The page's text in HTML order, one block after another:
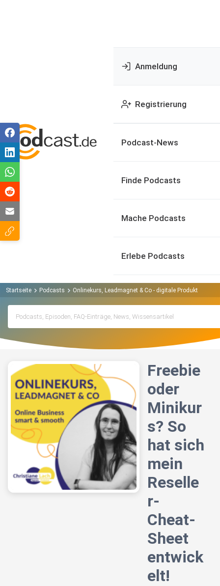
Anmeldung
Registrierung
Podcast-News
Finde Podcasts
Mache Podcasts
Erlebe Podcasts
Startseite Podcasts Onlinekurs, Leadmagnet & Co - digitale Produkte für
Freebie
oder
Minikur
s? So
hat sich
mein
Reselle
r-
Cheat-
Sheet
entwick
elt!